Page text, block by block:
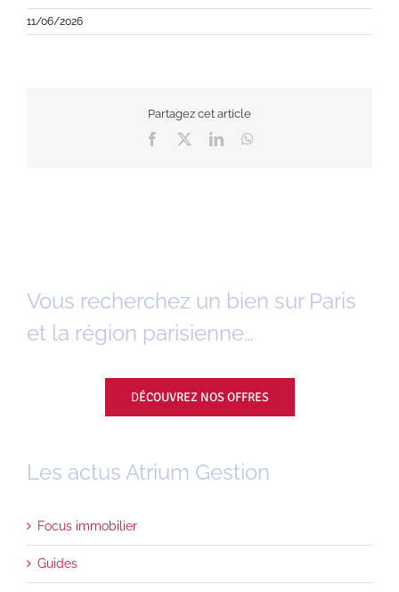
11/06/2026
Partagez cet article
Facebook LinkedIn
Vous recherchez un bien sur Paris
et la région parisienne…
DÉCOUVREZ NOS OFFRES
Les actus Atrium Gestion
Focus immobilier
Guides